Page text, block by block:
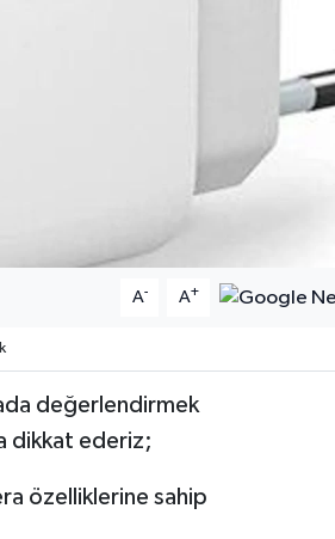
A- A+
değerlendirmek
dikkat ederiz;
özelliklerine sahip